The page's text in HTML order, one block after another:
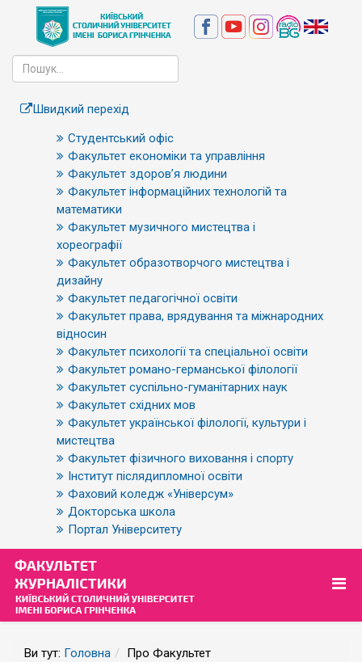
Швидкий перехід
Студентський офіс
Факультет економіки та управління
Факультет здоров’я людини
Факультет інформаційних технологій та
математики
Факультет музичного мистецтва і
хореографії
Факультет образотворчого мистецтва і
дизайну
Факультет педагогічної освіти
Факультет права, врядування та міжнародних
відносин
Факультет психології та спеціальної освіти
Факультет романо-германської філології
Факультет суспільно-гуманітарних наук
Факультет східних мов
Факультет української філології, культури і
мистецтва
Факультет фізичного виховання і спорту
Інститут післядипломної освіти
Фаховий коледж «Універсум»
Докторська школа
Портал Університету
Ви тут: Головна
Про Факультет